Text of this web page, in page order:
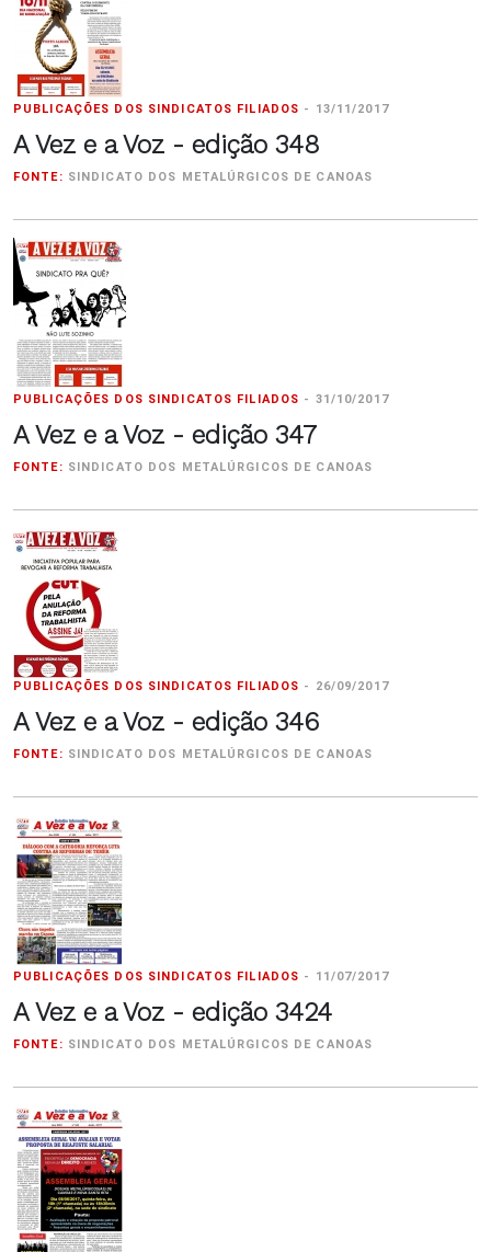
PUBLICAÇÕES DOS SINDICATOS FILIADOS - 13/11/2017
A Vez e a Voz - edição 348
FONTE: SINDICATO DOS METALÚRGICOS DE CANOAS
PUBLICAÇÕES DOS SINDICATOS FILIADOS - 31/10/2017
A Vez e a Voz - edição 347
FONTE: SINDICATO DOS METALÚRGICOS DE CANOAS
PUBLICAÇÕES DOS SINDICATOS FILIADOS - 26/09/2017
A Vez e a Voz - edição 346
FONTE: SINDICATO DOS METALÚRGICOS DE CANOAS
PUBLICAÇÕES DOS SINDICATOS FILIADOS - 11/07/2017
A Vez e a Voz - edição 3424
FONTE: SINDICATO DOS METALÚRGICOS DE CANOAS